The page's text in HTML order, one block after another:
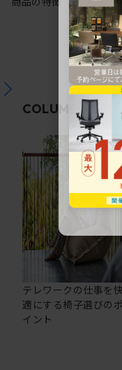
COLUMN関連コ
テレワークの仕事を快
適にする椅子選びのポ
イント